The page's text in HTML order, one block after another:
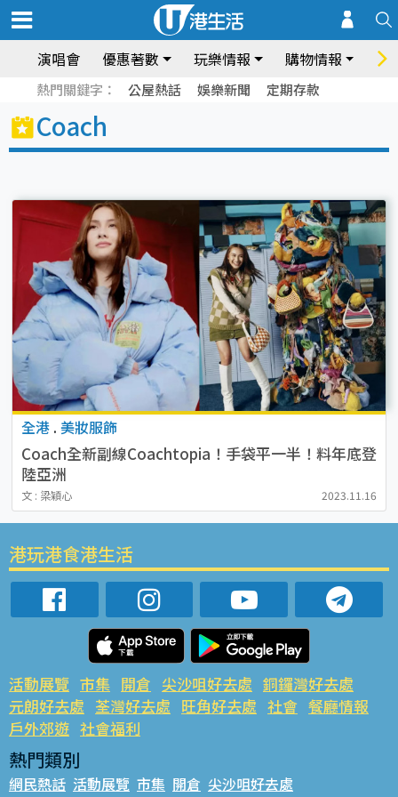
演唱會 優惠著數 玩樂情報 購物情報 飲
熱門關鍵字： 公屋熱話 娛樂新聞 定期存款
Coach
全港 . 美妝服飾
Coach全新副線Coachtopia！手袋平一半！料年底登
陸亞洲
文 : 梁穎心 2023.11.16
港玩港食港生活
活動展覽 市集 開倉 尖沙咀好去處 銅鑼灣好去處
元朗好去處 荃灣好去處 旺角好去處 社會 餐廳情報
戶外郊遊 社會福利
熱門類別
網民熱話 活動展覽 市集 開倉 尖沙咀好去處